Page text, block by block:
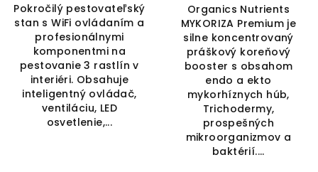
Pokročilý pestovateľský
stan s WiFi ovládaním a
profesionálnymi
komponentmi na
pestovanie 3 rastlín v
interiéri. Obsahuje
inteligentný ovládač,
ventiláciu, LED
osvetlenie,...
Organics Nutrients
MYKORIZA Premium je
silne koncentrovaný
práškový koreňový
booster s obsahom
endo a ekto
mykorhíznych húb,
Trichodermy,
prospešných
mikroorganizmov a
baktérií....